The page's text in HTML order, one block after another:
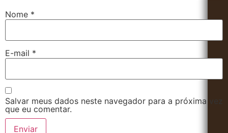
Nome *
E-mail *
Salvar meus dados neste navegador para a próxima vez
que eu comentar.